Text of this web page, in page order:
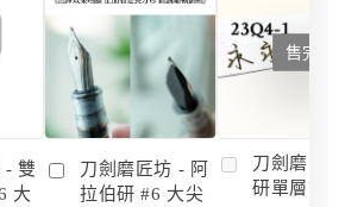
- 雙
大
刀劍磨匠坊 - 阿
拉伯研 #6 大尖
售完
刀劍磨匠
研單層訂